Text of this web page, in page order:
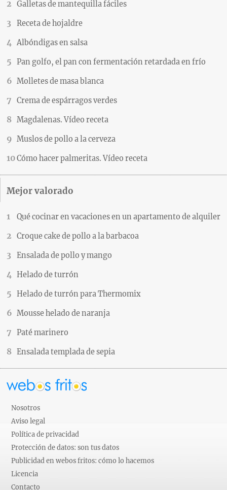
Galletas de mantequilla fáciles
Receta de hojaldre
Albóndigas en salsa
Pan golfo, el pan con fermentación retardada en frío
Molletes de masa blanca
Crema de espárragos verdes
Magdalenas. Vídeo receta
Muslos de pollo a la cerveza
Cómo hacer palmeritas. Vídeo receta
Mejor valorado
Qué cocinar en vacaciones en un apartamento de alquiler
Croque cake de pollo a la barbacoa
Ensalada de pollo y mango
Helado de turrón
Helado de turrón para Thermomix
Mousse helado de naranja
Paté marinero
Ensalada templada de sepia
Nosotros
Aviso legal
Política de privacidad
Protección de datos: son tus datos
Publicidad en webos fritos: cómo lo hacemos
Licencia
Contacto